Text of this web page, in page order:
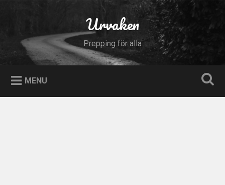
Urvaken
Prepping för alla
MENU